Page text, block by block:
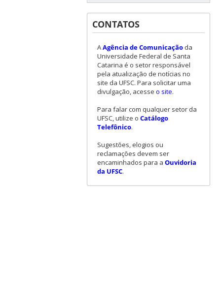
CONTATOS
AAgência de Comunicaçãoda
Universidade Federal de Santa
Catarina é o setor responsável
pela atualização de notícias no
site da UFSC. Para solicitar uma
divulgação, acesse o site.
Para falar com qualquer setor da
UFSC, utilize o Catálogo
Telefônico.
Sugestões, elogios ou
reclamações devem ser
encaminhados para a Ouvidoria
da UFSC.